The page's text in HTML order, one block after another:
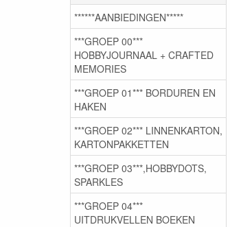
******AANBIEDINGEN*****
***GROEP 00***
HOBBYJOURNAAL + CRAFTED
MEMORIES
***GROEP 01*** BORDUREN EN
HAKEN
***GROEP 02*** LINNENKARTON,
KARTONPAKKETTEN
***GROEP 03***,HOBBYDOTS,
SPARKLES
***GROEP 04***
UITDRUKVELLEN BOEKEN